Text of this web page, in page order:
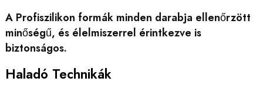
A Profiszilikon formák minden darabja ellenőrzött
minőségű, és élelmiszerrel érintkezve is
biztonságos.
Haladó Technikák